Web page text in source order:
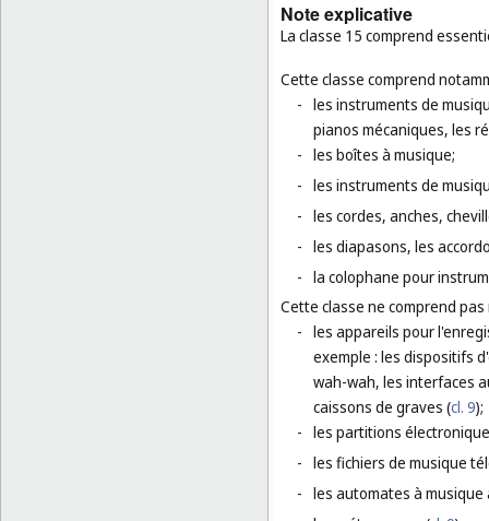
Note explicative
La classe 15 comprend
Cette classe comprend
- les instruments de
pianos mécaniques, les
- les boîtes à musique;
- les instruments de
- les cordes, anches,
- les diapasons, les
- la colophane pour
Cette classe ne comprend
- les appareils pour
exemple : les dispositifs
wah-wah, les interfaces
caissons de graves (cl. 9);
- les partitions
- les fichiers de musique
- les automates à musique